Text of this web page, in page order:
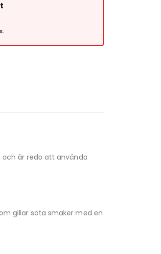
och är redo att använda
gillar söta smaker med en